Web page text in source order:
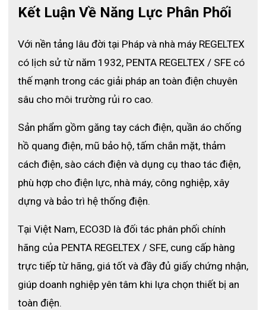
Kết Luận Về Năng Lực Phân Phối
Với nền tảng lâu đời tại Pháp và nhà máy REGELTEX
có lịch sử từ năm 1932, PENTA REGELTEX / SFE có
thế mạnh trong các giải pháp an toàn điện chuyên
sâu cho môi trường rủi ro cao.
Sản phẩm gồm găng tay cách điện, quần áo chống
hồ quang điện, mũ bảo hộ, tấm chắn mặt, thảm
cách điện, sào cách điện và dụng cụ thao tác điện,
phù hợp cho điện lực, nhà máy, công nghiệp, xây
dựng và bảo trì hệ thống điện.
Tại Việt Nam, ECO3D là đối tác phân phối chính
hãng của PENTA REGELTEX / SFE, cung cấp hàng
trực tiếp từ hãng, giá tốt và đầy đủ giấy chứng nhận,
giúp doanh nghiệp yên tâm khi lựa chọn thiết bị an
toàn điện.